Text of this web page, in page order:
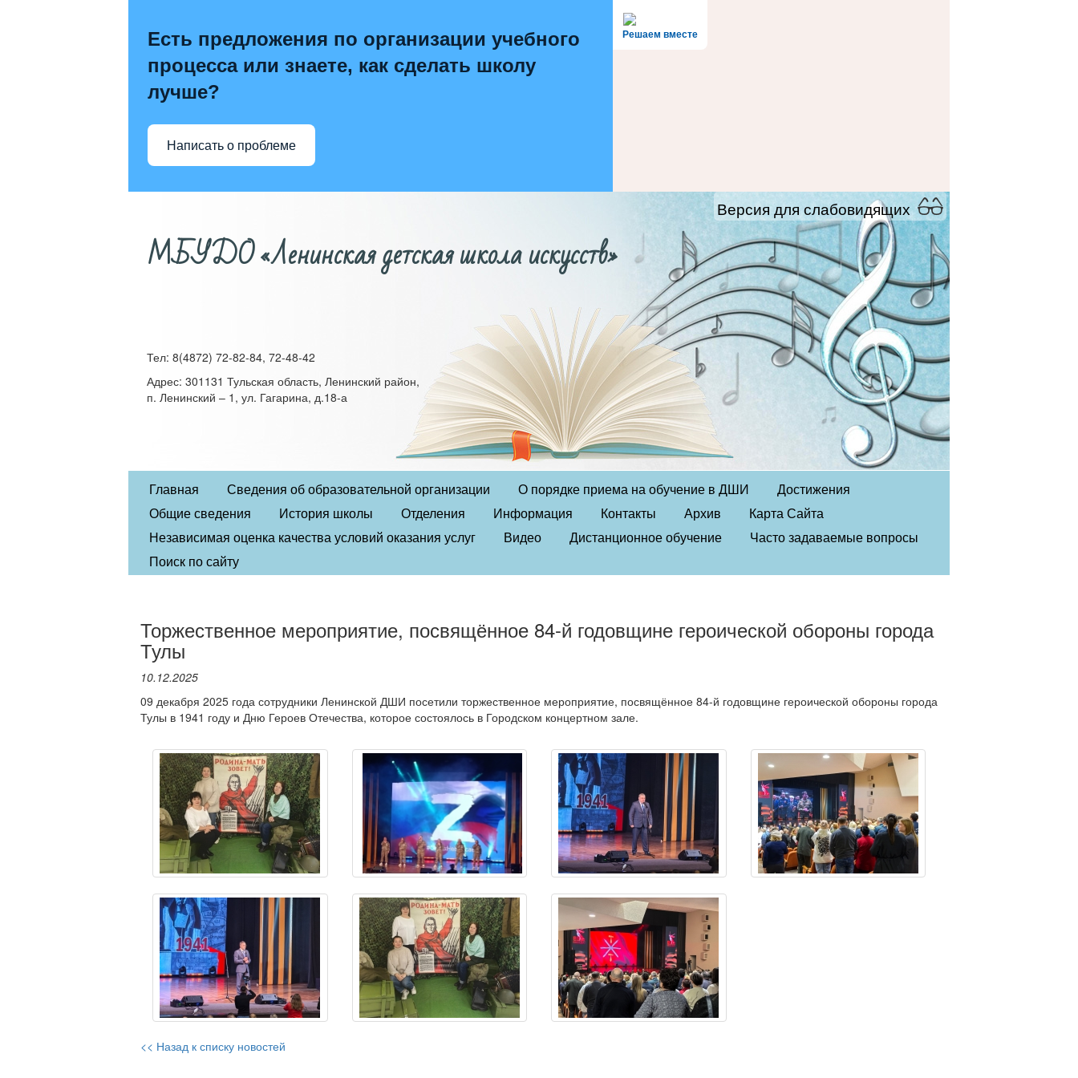
Решаем вместе
Есть предложения по организации учебного
процесса или знаете, как сделать школу
лучше?
Написать о проблеме
Версия для слабовидящих
МБУДО «Ленинская детская школа искусств»
Тел: 8(4872) 72-82-84, 72-48-42
Адрес: 301131 Тульская область, Ленинский район,
п. Ленинский – 1, ул. Гагарина, д.18-а
Главная Сведения об образовательной организации О порядке приема на обучение в ДШИ
Достижения
Общие сведения
История школы Отделения Информация Контакты Архив
Карта Сайта
Независимая оценка качества условий оказания услуг
Видео Дистанционное обучение
Часто задаваемые вопросы
Поиск по сайту
Торжественное мероприятие, посвящённое 84-й годовщине героической обороны города
Тулы
10.12.2025
09 декабря 2025 года сотрудники Ленинской ДШИ посетили торжественное мероприятие, посвящённое 84-й годовщине героической обороны города
Тулы в 1941 году и Дню Героев Отечества, которое состоялось в Городском концертном зале.
<< Назад к списку новостей